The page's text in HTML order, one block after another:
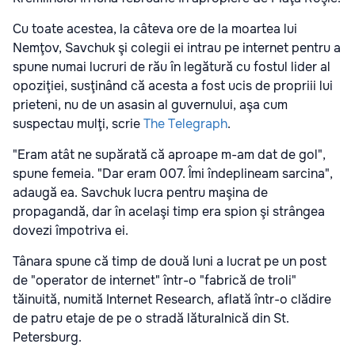
Cu toate acestea, la câteva ore de la moartea lui
Nemţov, Savchuk şi colegii ei intrau pe internet pentru a
spune numai lucruri de rău în legătură cu fostul lider al
opoziţiei, susţinând că acesta a fost ucis de propriii lui
prieteni, nu de un asasin al guvernului, aşa cum
suspectau mulţi, scrieThe Telegraph.
"Eram atât ne supărată că aproape m-am dat de gol",
spune femeia. "Dar eram 007. Îmi îndeplineam sarcina",
adaugă ea. Savchuk lucra pentru maşina de
propagandă, dar în acelaşi timp era spion şi strângea
dovezi împotriva ei.
Tânara spune că timp de două luni a lucrat pe un post
de "operator de internet" într-o "fabrică de troli"
tăinuită, numită Internet Research, aflată într-o clădire
de patru etaje de pe o stradă lăturalnică din St.
Petersburg.